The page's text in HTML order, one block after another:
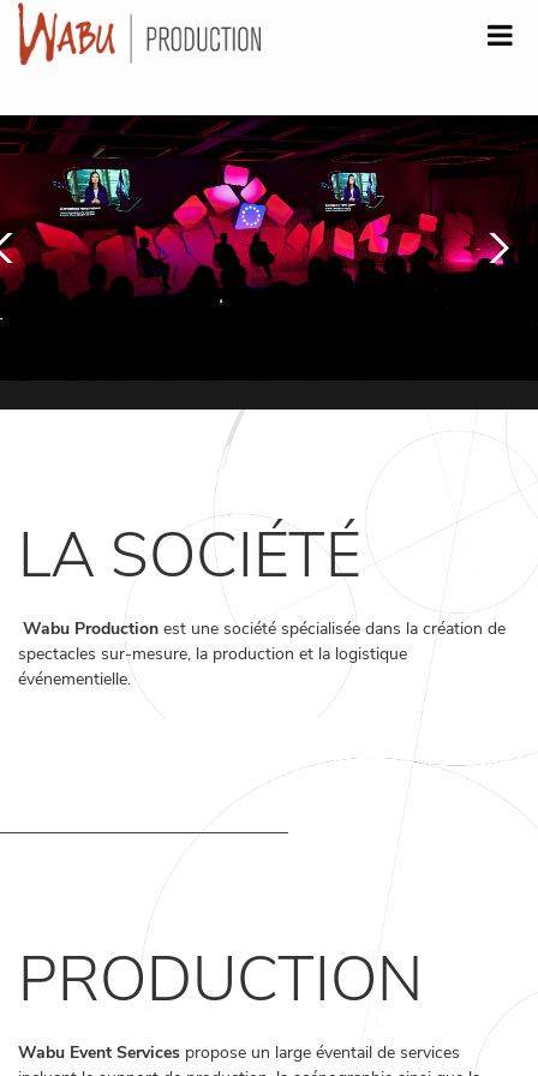
LA SOCIETE
PRODUCTION
SHOWS
WABOOK
PROJETS
EN
LA SOCIÉTÉ
Wabu Production est une société spécialisée dans la création de
spectacles sur-mesure, la production et la logistique
événementielle.
PRODUCTION
Wabu Event Services propose un large éventail de services